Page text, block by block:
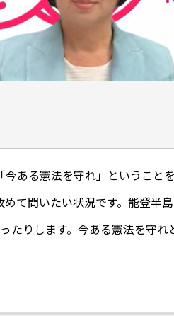
ある憲法を守れ」ということ
て問いたい状況です。能登半
たりします。今ある憲法を守